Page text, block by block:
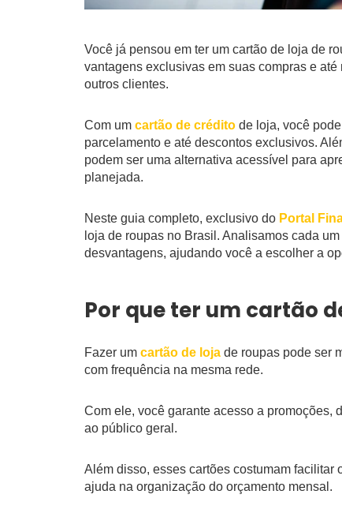
Você já pensou em ter um cartão de loja de
vantagens exclusivas em suas compras e
outros clientes.
Com um cartão de crédito de loja, você
parcelamento e até descontos exclusivos.
podem ser uma alternativa acessível para
planejada.
Neste guia completo, exclusivo do Portal
loja de roupas no Brasil. Analisamos cada
desvantagens, ajudando você a escolher a
Por que ter um cartão
Fazer um cartão de loja de roupas pode ser
com frequência na mesma rede.
Com ele, você garante acesso a promoções,
ao público geral.
Além disso, esses cartões costumam facilitar
ajuda na organização do orçamento mensal.